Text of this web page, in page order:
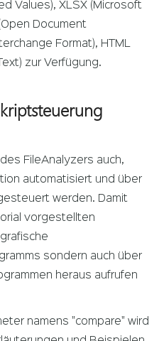
Values), XLSX (Microsoft
Document
Format), HTML
zur Verfügung.
FileAnalyzers auch,
automatisiert und über
werden. Damit
vorgestellten
sondern auch über
heraus aufrufen
namens "compare" wird